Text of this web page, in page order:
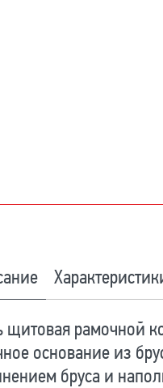
щитовая рамочной
основание из
бруса и